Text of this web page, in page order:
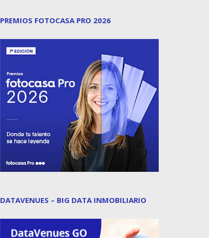
PREMIOS FOTOCASA PRO 2026
DATAVENUES – BIG DATA INMOBILIARIO